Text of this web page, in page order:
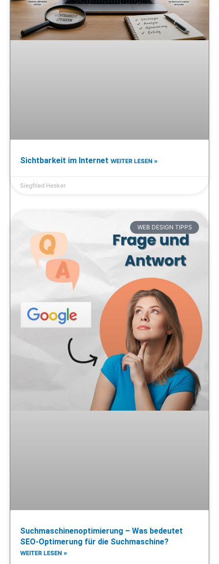
Sichtbarkeit im Internet WEITER LESEN »
Siegfried Hesker
WEB DESIGN TIPPS
Suchmaschinenoptimierung – Was bedeutet
SEO-Optimerung für die Suchmaschine?
WEITER LESEN »